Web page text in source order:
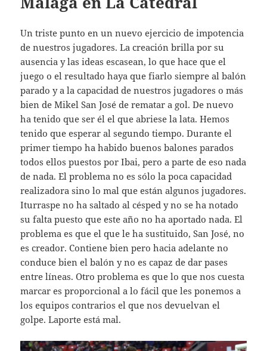
Un triste punto en un nuevo ejercicio de impotencia
de nuestros jugadores. La creación brilla por su
ausencia y las ideas escasean, lo que hace que el
juego o el resultado haya que fiarlo siempre al balón
parado y a la capacidad de nuestros jugadores o más
bien de Mikel San José de rematar a gol. De nuevo
ha tenido que ser él el que abriese la lata. Hemos
tenido que esperar al segundo tiempo. Durante el
primer tiempo ha habido buenos balones parados
todos ellos puestos por Ibai, pero a parte de eso nada
de nada. El problema no es sólo la poca capacidad
realizadora sino lo mal que están algunos jugadores.
Iturraspe no ha saltado al césped y no se ha notado
su falta puesto que este año no ha aportado nada. El
problema es que el que le ha sustituido, San José, no
es creador. Contiene bien pero hacia adelante no
conduce bien el balón y no es capaz de dar pases
entre líneas. Otro problema es que lo que nos cuesta
marcar es proporcional a lo fácil que les ponemos a
los equipos contrarios el que nos devuelvan el
golpe. Laporte está mal.